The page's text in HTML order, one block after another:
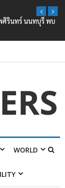
พศิรินทร์ นนทบุรี พบ
WORLD